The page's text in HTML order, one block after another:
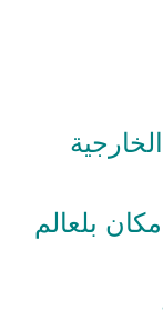
بلعالم